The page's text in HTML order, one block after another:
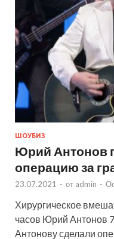
ШОУБИЗ
Юрий Антонов
операцию за
23.07.2021 - от admin -
Хирургическое
часов Юрий Антонов
Антонову сделали